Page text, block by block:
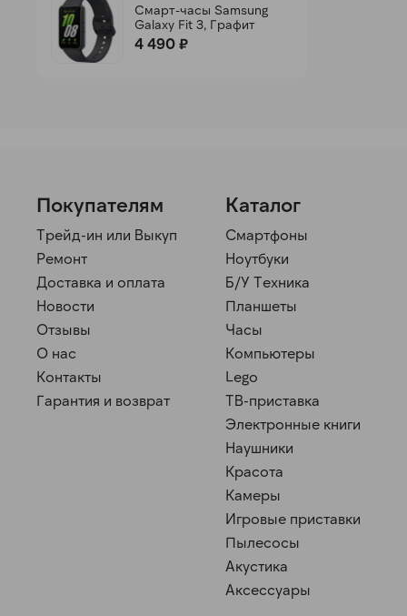
Смарт-часы Samsung
Galaxy Fit 3, Графит
4 490 ₽
Покупателям
Трейд-ин или Выкуп
Ремонт
Доставка и оплата
Новости
Отзывы
О нас
Контакты
Гарантия и возврат
Каталог
Смартфоны
Ноутбуки
Б/У Техника
Планшеты
Часы
Компьютеры
Lego
ТВ-приставка
Электронные книги
Наушники
Красота
Камеры
Игровые приставки
Пылесосы
Акустика
Аксессуары